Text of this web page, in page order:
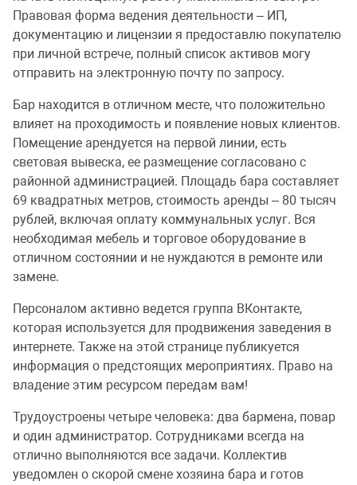
Правовая форма ведения деятельности – ИП,
документацию и лицензии я предоставлю покупателю
при личной встрече, полный список активов могу
отправить на электронную почту по запросу.
Бар находится в отличном месте, что положительно
влияет на проходимость и появление новых клиентов.
Помещение арендуется на первой линии, есть
световая вывеска, ее размещение согласовано с
районной администрацией. Площадь бара составляет
69 квадратных метров, стоимость аренды – 80 тысяч
рублей, включая оплату коммунальных услуг. Вся
необходимая мебель и торговое оборудование в
отличном состоянии и не нуждаются в ремонте или
замене.
Персоналом активно ведется группа ВКонтакте,
которая используется для продвижения заведения в
интернете. Также на этой странице публикуется
информация о предстоящих мероприятиях. Право на
владение этим ресурсом передам вам!
Трудоустроены четыре человека: два бармена, повар
и один администратор. Сотрудниками всегда на
отлично выполняются все задачи. Коллектив
уведомлен о скорой смене хозяина бара и готов